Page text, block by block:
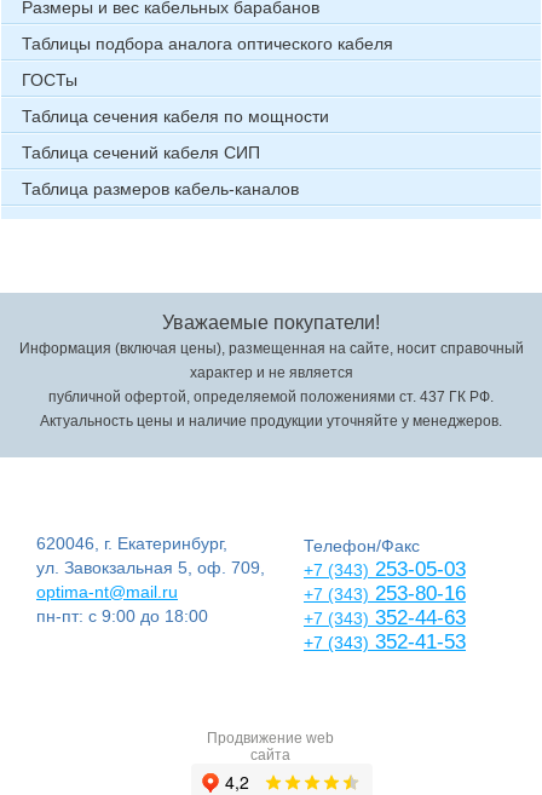
Размеры и вес кабельных барабанов
Таблицы подбора аналога оптического кабеля
ГОСТы
Таблица сечения кабеля по мощности
Таблица сечений кабеля СИП
Таблица размеров кабель-каналов
Уважаемые покупатели!
Информация (включая цены), размещенная на сайте, носит справочный
характер и не является
публичной офертой, определяемой положениями ст. 437 ГК РФ.
Актуальность цены и наличие продукции уточняйте у менеджеров.
620046, г. Екатеринбург,
ул. Завокзальная 5, оф. 709,
optima-nt@mail.ru
пн-пт: с 9:00 до 18:00
Телефон/Факс
+7 (343) 253-05-03
+7 (343) 253-80-16
+7 (343) 352-44-63
+7 (343) 352-41-53
Продвижение web
сайта